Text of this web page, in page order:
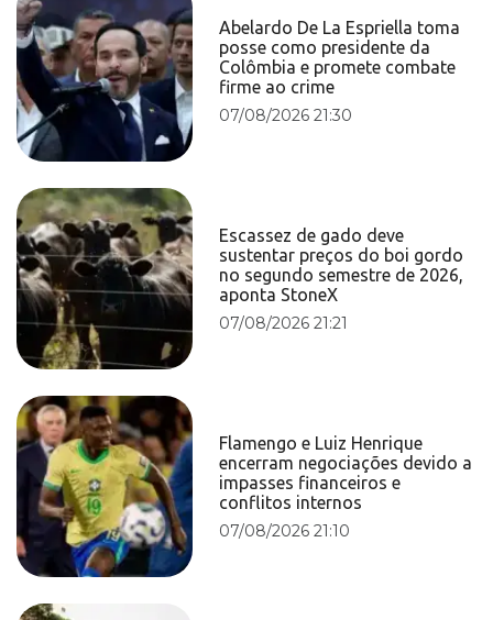
Abelardo De La Espriella toma
posse como presidente da
Colômbia e promete combate
firme ao crime
07/08/2026 21:30
Escassez de gado deve
sustentar preços do boi gordo
no segundo semestre de 2026,
aponta StoneX
07/08/2026 21:21
Flamengo e Luiz Henrique
encerram negociações devido a
impasses financeiros e
conflitos internos
07/08/2026 21:10